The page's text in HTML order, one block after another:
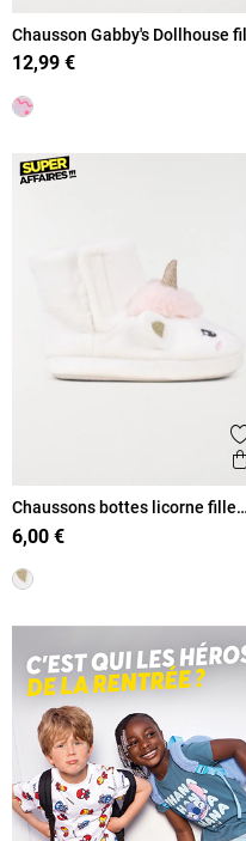
Chausson Gabby's Dollhouse
(24-30)
12,99 €
Chaussons bottes licorne fille
(24-30)
6,00 €